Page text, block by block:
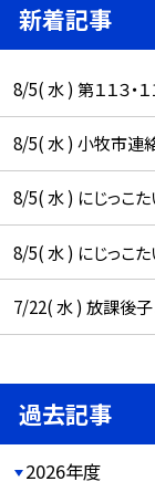
新着記事
8/5( 水 ) 第１１３・
8/5( 水 ) 小牧市連
8/5( 水 ) にじっこた
8/5( 水 ) にじっこ
7/22( 水 ) 放課後
過去記事
2026年度